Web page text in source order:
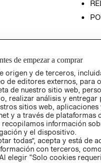
de empezar a comprar
origen y de terceros,
de editores externos, para
de nuestro sitio web,
realizar análisis y entregar
sitios web,
y a través de plataformas
información
y el dispositivo.
todas”, acepta y está de
con terceros,
elegir “Solo cookies